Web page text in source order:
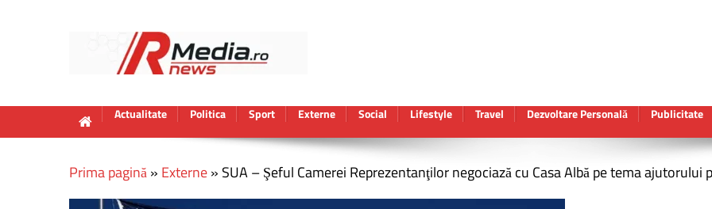
Actualitate Politica Sport Externe Social Lifestyle Travel Dezvoltare Personală Publicitate
Prima pagină» Externe» SUA – Şeful Camerei Reprezentanţilor negociază cu Casa Albă pe tema ajutorului